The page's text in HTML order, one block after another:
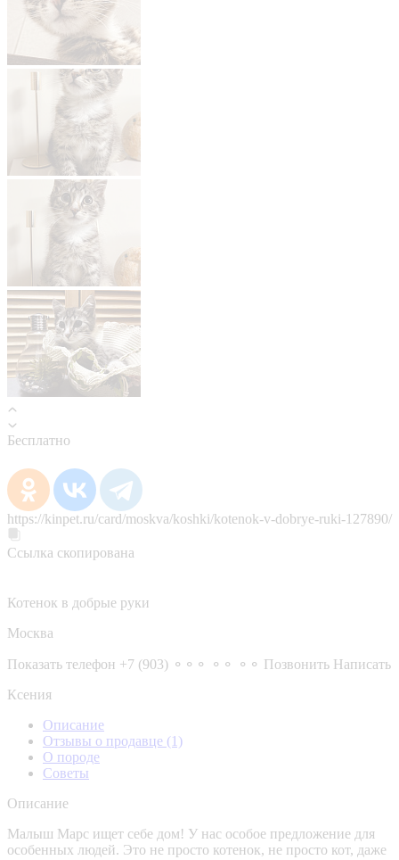
Бесплатно
https://kinpet.ru/card/moskva/koshki/kotenok-v-dobrye-ruki-127890/
Ссылка скопирована
Котенок в добрые руки
Москва
Показать телефон +7 (903) ⚬⚬⚬ ⚬⚬ ⚬⚬ Позвонить Написать
Ксения
Описание
Отзывы о продавце (1)
О породе
Советы
Описание
Малыш Марс ищет себе дом! У нас особое предложение для
особенных людей. Это не просто котенок, не просто кот, даже